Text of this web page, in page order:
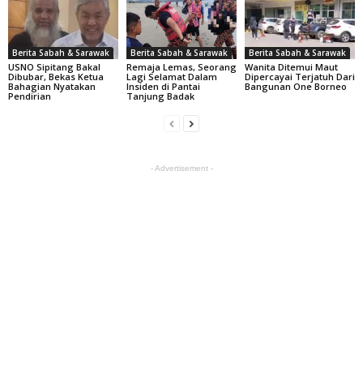
Berita Sabah & Sarawak
USNO Sipitang Bakal
Dibubar, Bekas Ketua
Bahagian Nyatakan
Pendirian
Berita Sabah & Sarawak
Remaja Lemas, Seorang
Lagi Selamat Dalam
Insiden di Pantai
Tanjung Badak
Berita Sabah & Sarawak
Wanita Ditemui Maut
Dipercayai Terjatuh Dari
Bangunan One Borneo
- Advertisement -